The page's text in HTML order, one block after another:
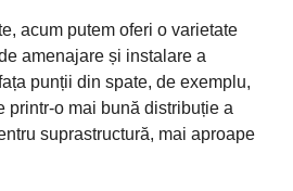
acum putem oferi o varietate
amenajare și instalare a
punții din spate, de exemplu,
printr-o mai bună distribuție a
suprastructură, mai aproape